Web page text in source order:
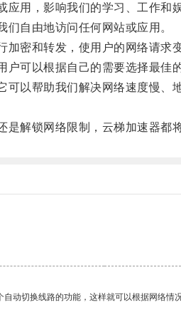
用，影响我们的学习、工作和娱
自由地访问任何网站或应用。
密和转发，使用户的网络请求变
以根据自己的需要选择最佳
以帮助我们解决网络速度慢、
锁网络限制，云梯加速器都
动切换线路的功能，这样就可以根据网络情